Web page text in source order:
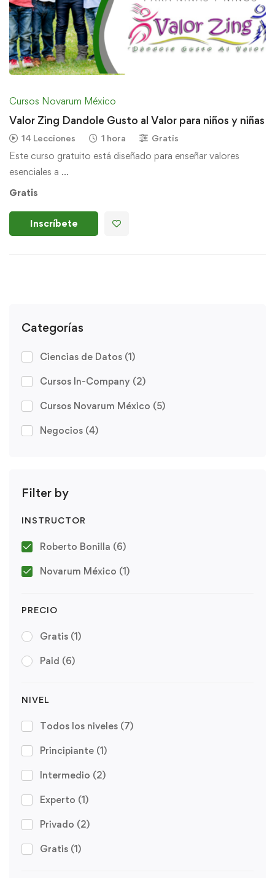
Categorías
Ciencias de Datos (1)
Cursos In-Company (2)
Cursos Novarum México (5)
Negocios (4)
Filter by
INSTRUCTOR
Roberto Bonilla (6)
Novarum México (1)
PRECIO
Gratis (1)
Paid (6)
NIVEL
Todos los niveles (7)
Principiante (1)
Intermedio (2)
Experto (1)
Privado (2)
Gratis (1)
Cursos Novarum México
Valor Zing Dandole Gusto al Valor para niños y niñas
14 Lecciones 1 hora Gratis
Este curso gratuito está diseñado para enseñar valores
esenciales a …
Gratis
Inscríbete